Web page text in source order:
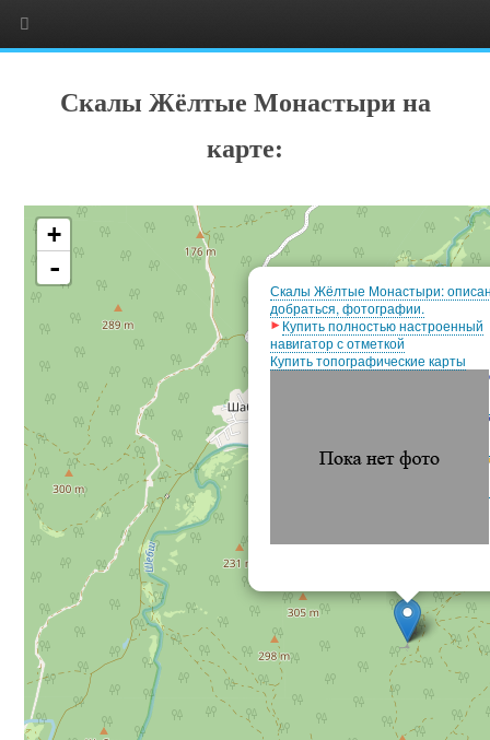
Скалы Жёлтые Монастыри на
карте:
Скалы Жёлтые Монастыри:
добраться, фотографии.
Купить полностью настроенный
навигатор с отметкой
Купить топографические карты
+
-